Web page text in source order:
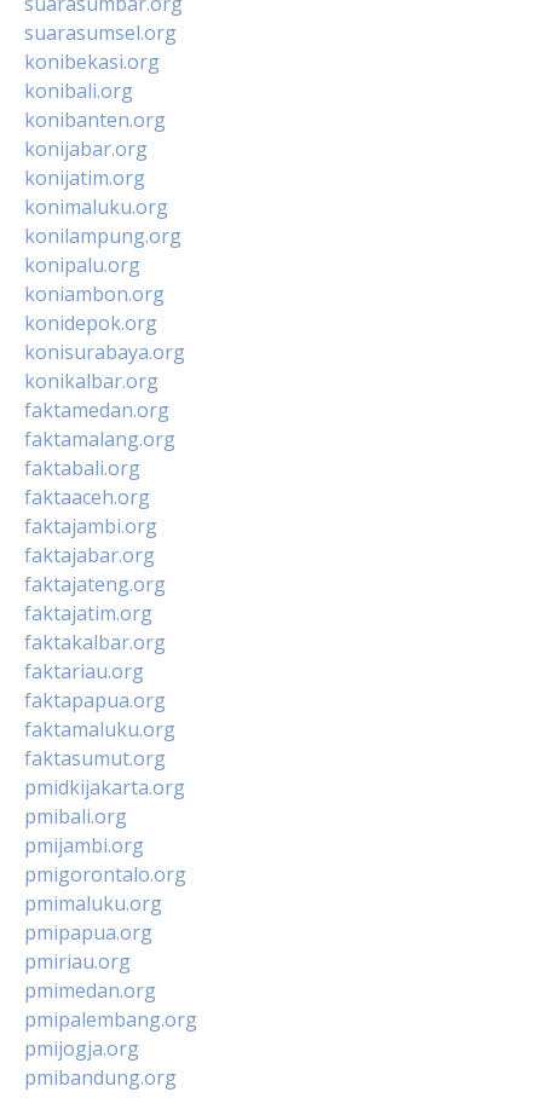
suarasumsel.org
konibekasi.org
konibali.org
konibanten.org
konijabar.org
konijatim.org
konimaluku.org
konilampung.org
konipalu.org
koniambon.org
konidepok.org
konisurabaya.org
konikalbar.org
faktamedan.org
faktamalang.org
faktabali.org
faktaaceh.org
faktajambi.org
faktajabar.org
faktajateng.org
faktajatim.org
faktakalbar.org
faktariau.org
faktapapua.org
faktamaluku.org
faktasumut.org
pmidkijakarta.org
pmibali.org
pmijambi.org
pmigorontalo.org
pmimaluku.org
pmipapua.org
pmiriau.org
pmimedan.org
pmipalembang.org
pmijogja.org
pmibandung.org